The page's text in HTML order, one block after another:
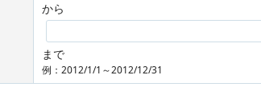
から
まで
例：2012/1/1～2012/12/31